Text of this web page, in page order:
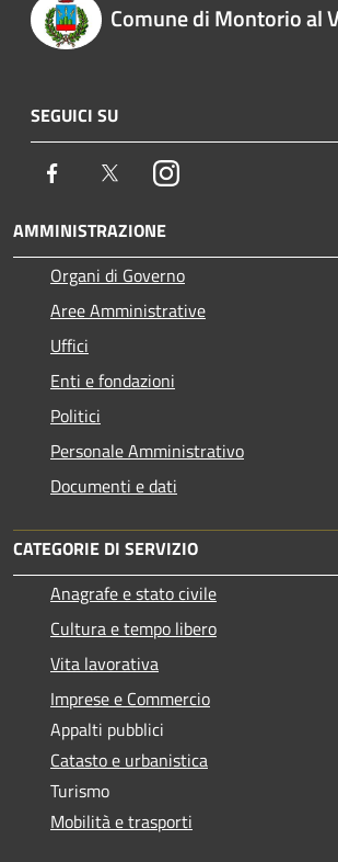
Comune di Montorio al
SEGUICI SU
Facebook TwitterInstagram
AMMINISTRAZIONE
Organi di Governo
Aree Amministrative
Uffici
Enti e fondazioni
Politici
Personale Amministrativo
Documenti e dati
CATEGORIE DI SERVIZIO
Anagrafe e stato civile
Cultura e tempo libero
Vita lavorativa
Imprese e Commercio
Appalti pubblici
Catasto e urbanistica
Turismo
Mobilità e trasporti